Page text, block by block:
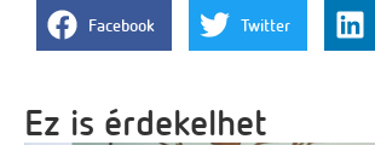
Facebook Twitter
Ez is érdekelhet